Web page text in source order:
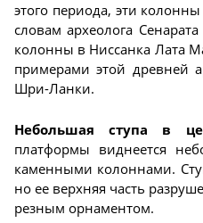
этого периода, эти
словам археолога
колонны в Ниссанка Лата
примерами этой древней
Шри-Ланки.
Небольшая ступа в
платформы виднеется
каменными колоннами.
но ее верхняя часть
резным орнаментом.